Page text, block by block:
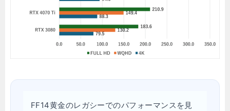
FF14黄金のレガシーでのパフォーマンスを見